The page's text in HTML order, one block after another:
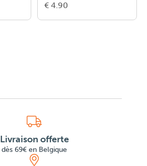
€ 4.90
Livraison offerte
dès 69€ en Belgique